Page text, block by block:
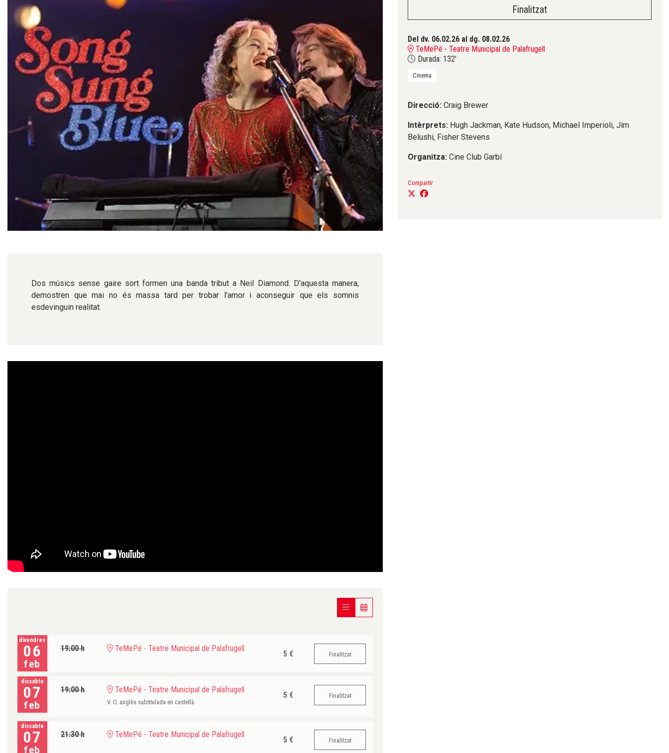
Finalitzat
Del dv. 06.02.26 al dg. 08.02.26
TeMePé - Teatre Municipal de Palafrugell
Durada: 132'
Cinema
Direcció: Craig Brewer
Intèrprets: Hugh Jackman, Kate Hudson, Michael Imperioli, Jim
Belushi, Fisher Stevens
Organitza: Cine Club Garbí
Compartir
Dos músics sense gaire sort formen una banda tribut a Neil Diamond. D'aquesta manera,
demostren que mai no és massa tard per trobar l'amor i aconseguir que els somnis
esdevinguin realitat.
divendres
06
feb
19:00 h TeMePé - Teatre Municipal de Palafrugell
5 € Finalitzat
dissabte
07
feb
19:00 h TeMePé - Teatre Municipal de Palafrugell
V. O. anglès subtitulada en castellà
5 € Finalitzat
dissabte
07
feb
21:30 h TeMePé - Teatre Municipal de Palafrugell
5 € Finalitzat